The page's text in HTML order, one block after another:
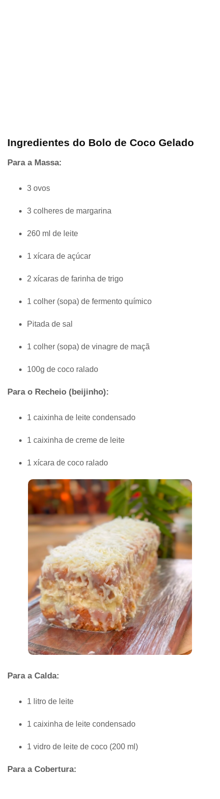
Ingredientes do Bolo de Coco Gelado
Para a Massa:
3 ovos
3 colheres de margarina
260 ml de leite
1 xícara de açúcar
2 xícaras de farinha de trigo
1 colher (sopa) de fermento químico
Pitada de sal
1 colher (sopa) de vinagre de maçã
100g de coco ralado
Para o Recheio (beijinho):
1 caixinha de leite condensado
1 caixinha de creme de leite
1 xícara de coco ralado
Para a Calda:
1 litro de leite
1 caixinha de leite condensado
1 vidro de leite de coco (200 ml)
Para a Cobertura: